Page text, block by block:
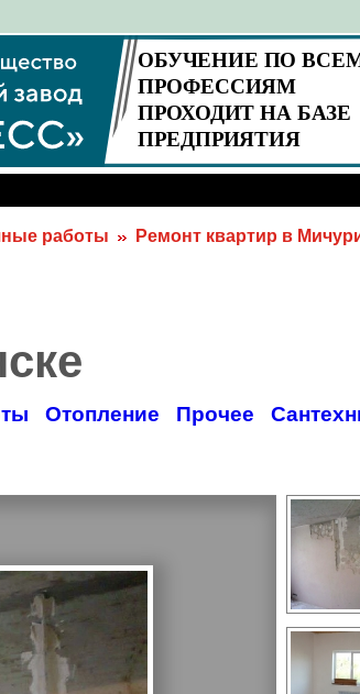
работы Ремонт квартир в
Отопление Прочее